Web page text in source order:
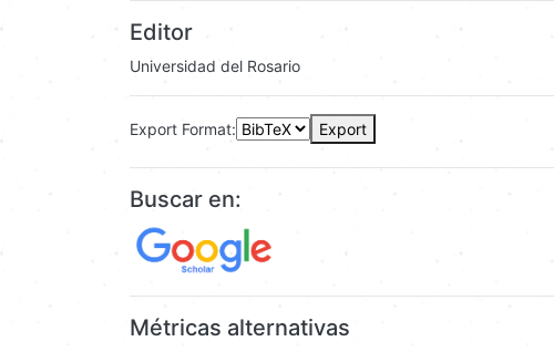
Editor
Universidad del Rosario
Export Format: Export
Buscar en:
Métricas alternativas